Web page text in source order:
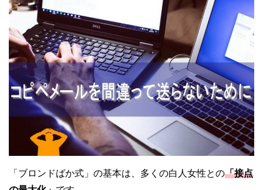
「ブロンドばか式」の基本は、多くの白人女性との「接点